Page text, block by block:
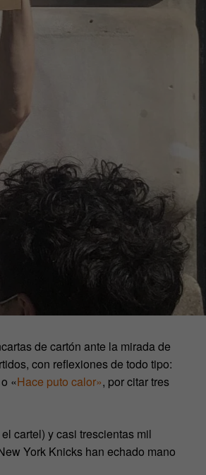
de cartón ante la mirada de
con reflexiones de todo tipo:
o «Hace puto calor», por citar tres
cartel) y casi trescientas mil
York Knicks han echado mano